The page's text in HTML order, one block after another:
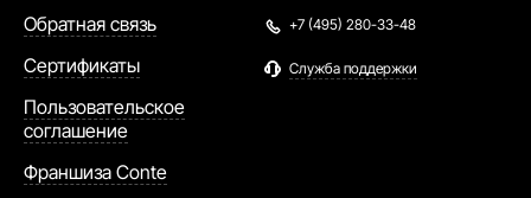
Обратная связь
Сертификаты
Пользовательское
соглашение
Франшиза Conte
+7 (495) 280-33-48
Служба поддержки